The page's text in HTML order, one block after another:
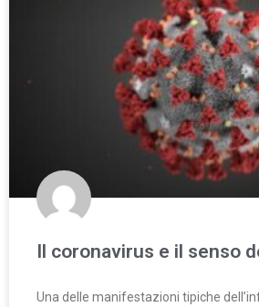
Il coronavirus e il senso
Una delle manifestazioni tipiche